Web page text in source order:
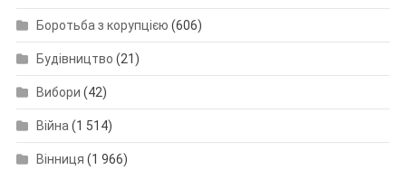
Боротьба з корупцією (606)
Будівництво (21)
Вибори (42)
Війна (1 514)
Вінниця (1 966)